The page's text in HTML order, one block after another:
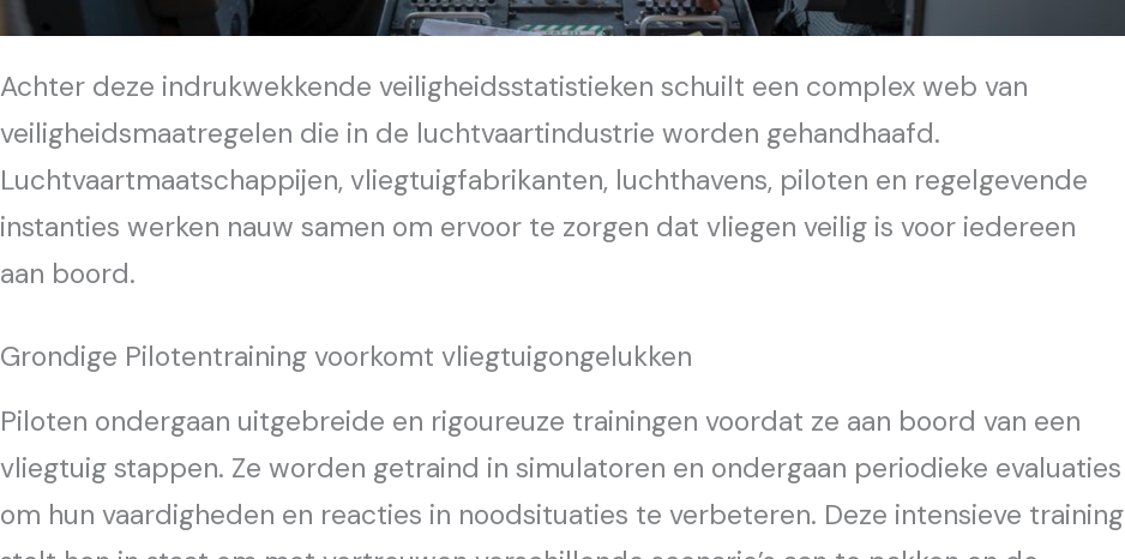
Achter deze indrukwekkende veiligheidsstatistieken schuilt een complex web van
veiligheidsmaatregelen die in de luchtvaartindustrie worden gehandhaafd.
Luchtvaartmaatschappijen, vliegtuigfabrikanten, luchthavens, piloten en regelgevende
instanties werken nauw samen om ervoor te zorgen dat vliegen veilig is voor iedereen
aan boord.
Grondige Pilotentraining voorkomt vliegtuigongelukken
Piloten ondergaan uitgebreide en rigoureuze trainingen voordat ze aan boord van een
vliegtuig stappen. Ze worden getraind in simulatoren en ondergaan periodieke evaluaties
om hun vaardigheden en reacties in noodsituaties te verbeteren. Deze intensieve training